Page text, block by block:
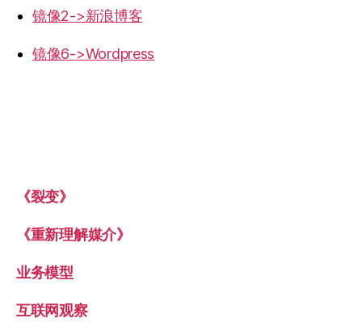
镜像2->新浪博客
镜像6->Wordpress
《裂变》
《重新理解媒介》
业务模型
互联网观察